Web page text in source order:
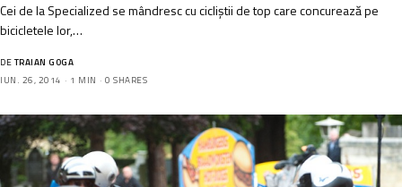
Cei de la Specialized se mândresc cu cicliștii de top care concurează pe
bicicletele lor,…
DE TRAIAN GOGA
IUN. 26, 2014
1 MIN 0 SHARES